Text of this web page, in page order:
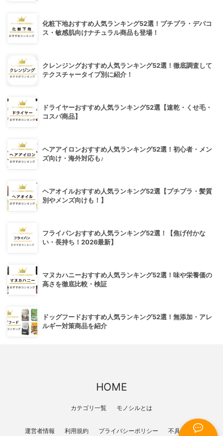
化粧下地おすすめ人気ランキング52選！プチプラ・デパコ
ス・敏感肌向けナチュラル商品も登場！
クレンジングおすすめ人気ランキング52選！徹底調査して
テクスチャータイプ別に紹介！
ドライヤーおすすめ人気ランキング52選【速乾・くせ毛・
コスパ商品】
ヘアアイロンおすすめ人気ランキング52選！初心者・メン
ズ向け・海外対応も♪
ヘアオイルおすすめ人気ランキング52選【プチプラ・髪質
別やメンズ向けも！】
フライパンおすすめ人気ランキング52選！【焦げ付かな
い・長持ち！2026最新】
マヌカハニーおすすめ人気ランキング52選！味や栄養価の
高さを徹底比較・検証
ドッグフードおすすめ人気ランキング52選！無添加・アレ
ルギー対策商品を紹介
HOME
カテゴリ一覧 モノシルとは
運営者情報 利用規約 プライバシーポリシー 不具合報告